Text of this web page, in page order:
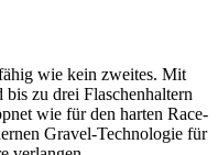
wie kein zweites. Mit
zu drei Flaschenhaltern
wie für den harten Race-
Gravel-Technologie für